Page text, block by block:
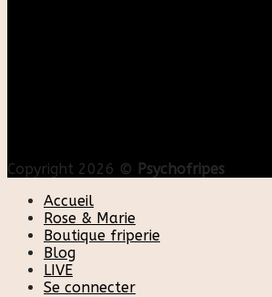
Copyright 2026 © Psychofripes
Accueil
Rose & Marie
Boutique friperie
Blog
LIVE
Se connecter